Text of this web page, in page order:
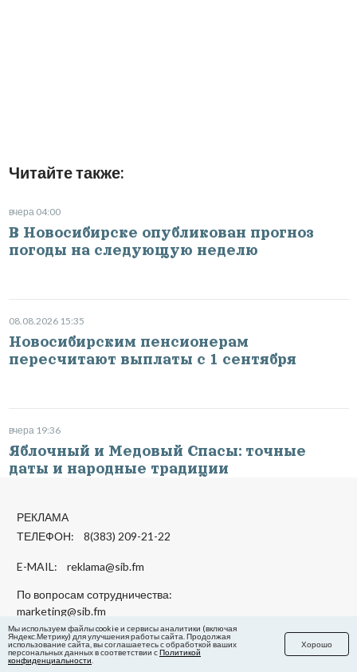
Читайте также:
вчера 04:00
В Новосибирске опубликован прогноз
погоды на следующую неделю
08.08.2026 15:35
Новосибирским пенсионерам
пересчитают выплаты с 1 сентября
вчера 19:36
Яблочный и Медовый Спасы: точные
даты и народные традиции
РЕКЛАМА
ТЕЛЕФОН: 8(383) 209-21-22
E-MAIL: reklama@sib.fm
По вопросам сотрудничества:
marketing@sib.fm
© 2011—2026 Все права защищены.
18+
Мы используем файлы cookie и сервисы аналитики (включая
Яндекс.Метрику) для улучшения работы сайта. Продолжая
использование сайта, вы соглашаетесь с обработкой ваших
персональных данных в соответствии сПолитикой
конфиденциальности
Хорошо